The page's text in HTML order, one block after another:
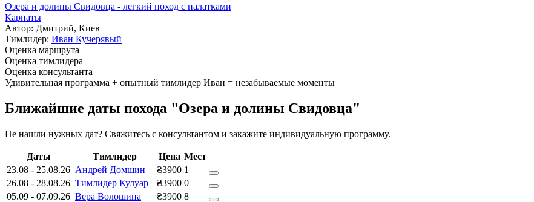
Озера и долины Свидовца - легкий поход с палатками
Карпаты
Автор: Дмитрий, Киев
Тимлидер: Иван Кучерявый
Оценка маршрута
Оценка тимлидера
Оценка консультанта
Удивительная программа + опытный тимлидер Иван = незабываемые моменты
Ближайшие даты похода "Озера и долины Свидовца"
Не нашли нужных дат? Свяжитесь с консультантом и закажите индивидуальную программу.
Даты Тимлидер Цена Мест
23.08 - 25.08.26 Андрей Домшин ₴3900 1
26.08 - 28.08.26 Тимлидер Кулуар ₴3900 0
05.09 - 07.09.26 Вера Волошина ₴3900 8